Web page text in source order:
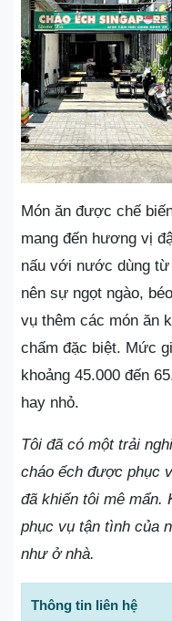
Món ăn được chế
mang đến hương vị
nấu với nước dùng
nên sự ngọt ngào,
vụ thêm các món ăn
chấm đặc biệt. Mức
khoảng 45.000 đến
hay nhỏ.
Tôi đã có một trải
cháo ếch được phục
đã khiến tôi mê mẩn.
phục vụ tận tình của
như ở nhà.
Thông tin liên hệ